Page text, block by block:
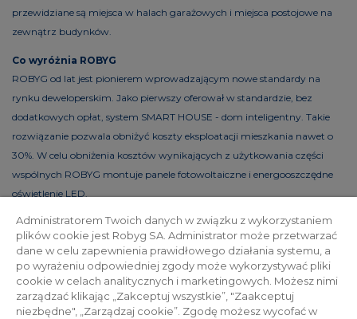
przewidziane są miejsca w halach garażowych i miejsca postojowe na
zewnątrz budynków.
Co wyróżnia ROBYG
ROBYG od lat jest pionierem wprowadzającym nowe standardy na
rynku deweloperskim. Jako pierwszy oferował w standardzie, bez
dodatkowych opłat, system SMART HOUSE - dom inteligentny. Takie
rozwiązanie pozwala obniżyć koszty eksploatacji mieszkania nawet o
30%. W celu obniżenia kosztów wynikających z użytkowania części
wspólnych ROBYG montuje panele fotowoltaiczne i energooszczędne
oświetlenie LED.
Polityka prywatności Relacje inwestorskie
Facebook
Administratorem Twoich danych w związku z wykorzystaniem
plików cookie jest Robyg SA. Administrator może przetwarzać
dane w celu zapewnienia prawidłowego działania systemu, a
po wyrażeniu odpowiedniej zgody może wykorzystywać pliki
cookie w celach analitycznych i marketingowych. Możesz nimi
zarządzać klikając „Zakceptuj wszystkie”, "Zaakceptuj
niezbędne", „Zarządzaj cookie”. Zgodę możesz wycofać w